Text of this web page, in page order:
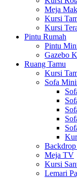
Meja
Kursi
Kursi
Pintu Rumah
Pintu
Gazebo
Ruang Tamu
Kursi
Sofa
Meja TV
Kursi
Lemari